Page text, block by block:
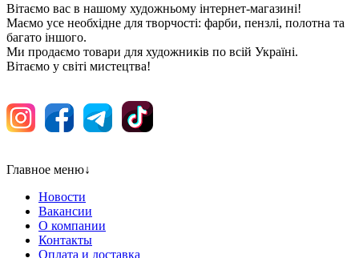
Вітаємо вас в нашому художньому інтернет-магазині!
Маємо усе необхідне для творчості: фарби, пензлі, полотна та
багато іншого.
Ми продаємо товари для художників по всій Україні.
Вітаємо у світі мистецтва!
Главное меню↓
Новости
Вакансии
О компании
Контакты
Оплата и доставка